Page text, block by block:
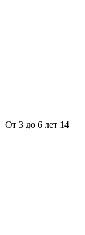
От 3 до 6 лет 14